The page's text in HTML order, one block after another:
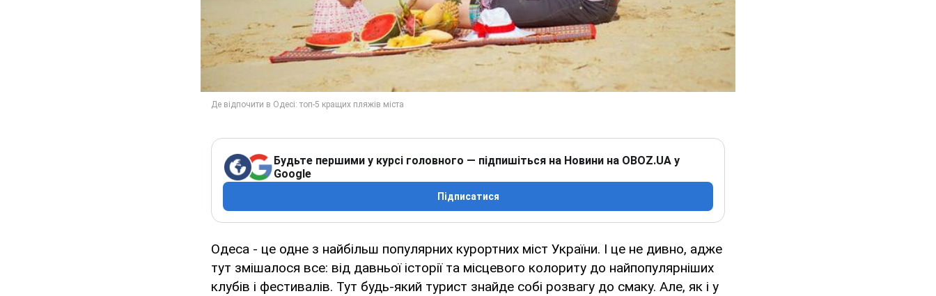
Будьте першими у курсі головного — підпишіться на Новини на OBOZ.UA у
Google
Підписатися
Одеса - це одне з найбільш популярних курортних міст України. І це не дивно, адже
тут змішалося все: від давньої історії та місцевого колориту до найпопулярніших
клубів і фестивалів. Тут будь-який турист знайде собі розвагу до смаку. Але, як і у